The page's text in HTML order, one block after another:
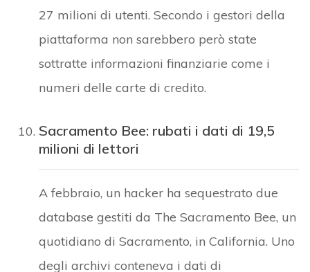
27 milioni di utenti. Secondo i gestori della
piattaforma non sarebbero però state
sottratte informazioni finanziarie come i
numeri delle carte di credito.
Sacramento Bee: rubati i dati di 19,5
milioni di lettori
A febbraio, un hacker ha sequestrato due
database gestiti da The Sacramento Bee, un
quotidiano di Sacramento, in California. Uno
degli archivi conteneva i dati di